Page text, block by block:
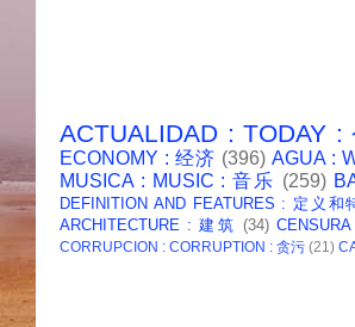
ACTUALIDAD : TODAY :
ECONOMY : 经济 (396) AGUA :
MUSICA : MUSIC : 音乐 (259)
DEFINITION AND FEATURES : 定义和
ARCHITECTURE : 建筑 (34)
CORRUPCION : CORRUPTION : 贪污 (21)